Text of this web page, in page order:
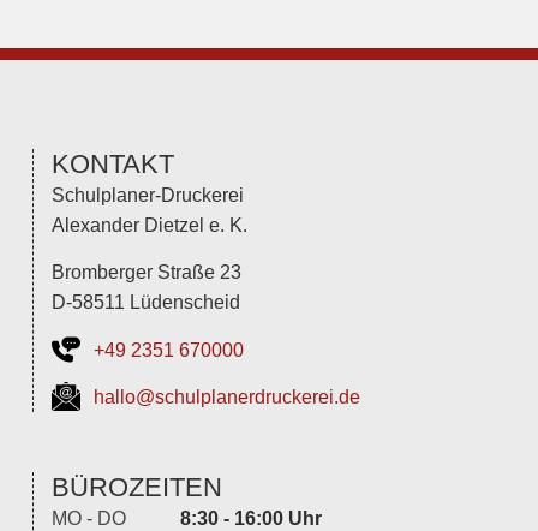
KONTAKT
Schulplaner-Druckerei
Alexander Dietzel e. K.
Bromberger Straße 23
D-58511 Lüdenscheid
+49 2351 670000
hallo@schulplanerdruckerei.de
BÜROZEITEN
MO - DO 8:30 - 16:00 Uhr